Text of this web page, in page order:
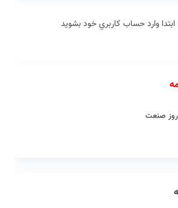
ابتدا وارد حساب كاربري خود بشويد
روز صنعت